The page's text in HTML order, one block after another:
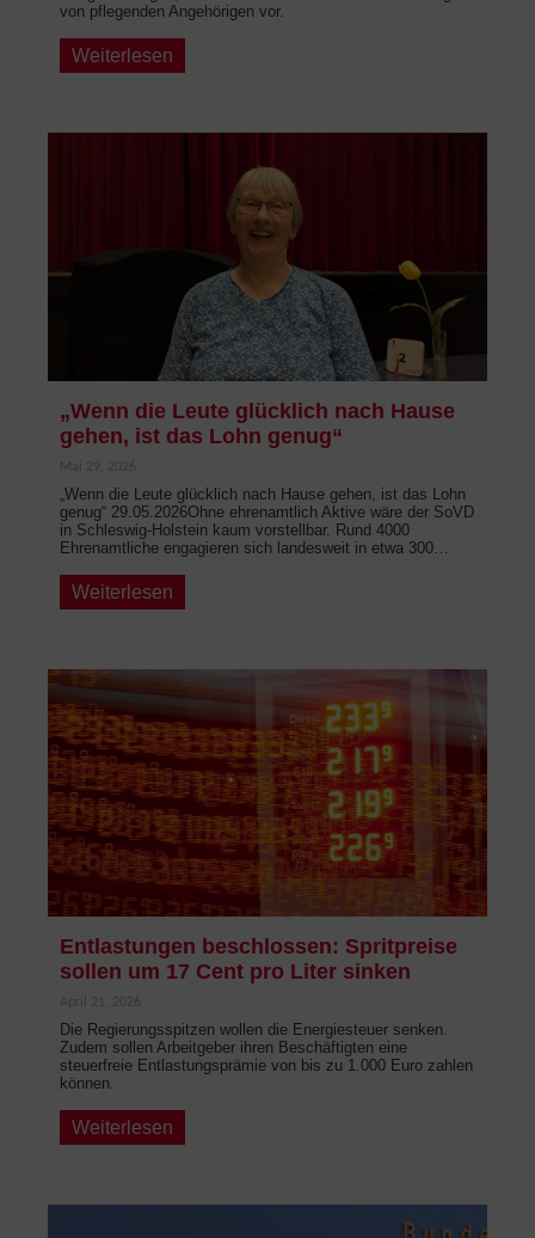
von pflegenden Angehörigen vor.
Weiterlesen
„Wenn die Leute glücklich nach Hause
gehen, ist das Lohn genug“
Mai 29, 2026
„Wenn die Leute glücklich nach Hause gehen, ist das Lohn
genug“ 29.05.2026Ohne ehrenamtlich Aktive wäre der SoVD
in Schleswig-Holstein kaum vorstellbar. Rund 4000
Ehrenamtliche engagieren sich landesweit in etwa 300…
Weiterlesen
Entlastungen beschlossen: Spritpreise
sollen um 17 Cent pro Liter sinken
April 21, 2026
Die Regierungsspitzen wollen die Energiesteuer senken.
Zudem sollen Arbeitgeber ihren Beschäftigten eine
steuerfreie Entlastungsprämie von bis zu 1.000 Euro zahlen
können.
Weiterlesen